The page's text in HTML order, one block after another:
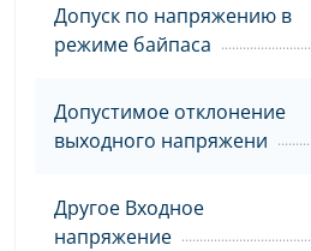
Допуск по напряжению в
режиме байпаса
Допустимое отклонение
выходного напряжени
Другое Входное
напряжение